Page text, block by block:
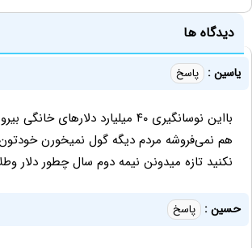
دیدگاه ها
یاسین : پاسخ
بااین نوسانگیری ۴۰ میلیارد دلارهای
هم نمی‌فروشه مردم دیگه گول نمیخورن
نکنید تازه میدونن نیمه دوم سال چطور دلار
حسین : پاسخ